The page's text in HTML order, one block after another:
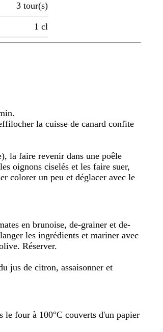
3 tour(s)
1 cl
la cuisse de canard confite
la faire revenir dans une poêle
oignons ciselés et les faire suer,
colorer un peu et déglacer avec le
en brunoise, de-grainer et de-
les ingrédients et mariner avec
Réserver.
jus de citron, assaisonner et
le four à 100°C couverts d'un papier